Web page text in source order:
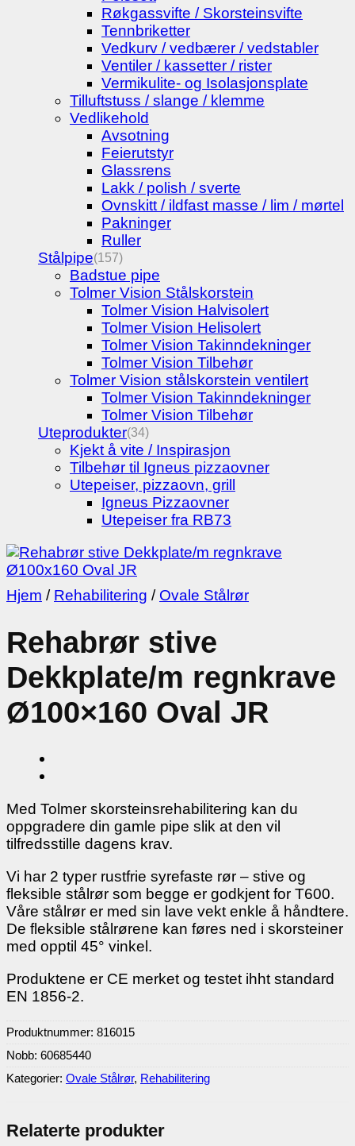
Røkgassvifte / Skorsteinsvifte
Tennbriketter
Vedkurv / vedbærer / vedstabler
Ventiler / kassetter / rister
Vermikulite- og Isolasjonsplate
Tilluftstuss / slange / klemme
Vedlikehold
Avsotning
Feierutstyr
Glassrens
Lakk / polish / sverte
Ovnskitt / ildfast masse / lim / mørtel
Pakninger
Ruller
Stålpipe(157)
Badstue pipe
Tolmer Vision Stålskorstein
Tolmer Vision Halvisolert
Tolmer Vision Helisolert
Tolmer Vision Takinndekninger
Tolmer Vision Tilbehør
Tolmer Vision stålskorstein ventilert
Tolmer Vision Takinndekninger
Tolmer Vision Tilbehør
Uteprodukter(34)
Kjekt å vite / Inspirasjon
Tilbehør til Igneus pizzaovner
Utepeiser, pizzaovn, grill
Igneus Pizzaovner
Utepeiser fra RB73
Hjem / Rehabilitering / Ovale Stålrør
Rehabrør stive
Dekkplate/m regnkrave
Ø100×160 Oval JR
Med Tolmer skorsteinsrehabilitering kan du
oppgradere din gamle pipe slik at den vil
tilfredsstille dagens krav.
Vi har 2 typer rustfrie syrefaste rør – stive og
fleksible stålrør som begge er godkjent for T600.
Våre stålrør er med sin lave vekt enkle å håndtere.
De fleksible stålrørene kan føres ned i skorsteiner
med opptil 45° vinkel.
Produktene er CE merket og testet ihht standard
EN 1856-2.
Produktnummer: 816015
Nobb: 60685440
Kategorier: Ovale Stålrør, Rehabilitering
Relaterte produkter